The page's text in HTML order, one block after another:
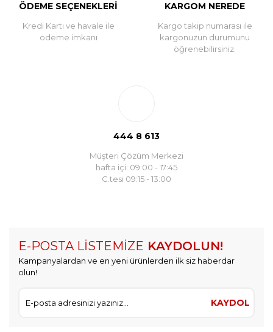
ÖDEME SEÇENEKLERİ
Kredi Kartı ve havale ile
ödeme imkanı
KARGOM NEREDE
Kargo takip numarası ile
kargonuzun durumunu
öğrenebilirsiniz.
444 8 613
Müşteri Çözüm Merkezi
hafta içi: 09:00 - 17:45
C.tesi 09:15 - 13:00
E-POSTA LİSTEMİZE KAYDOLUN!
Kampanyalardan ve en yeni ürünlerden ilk siz haberdar
olun!
KAYDOL